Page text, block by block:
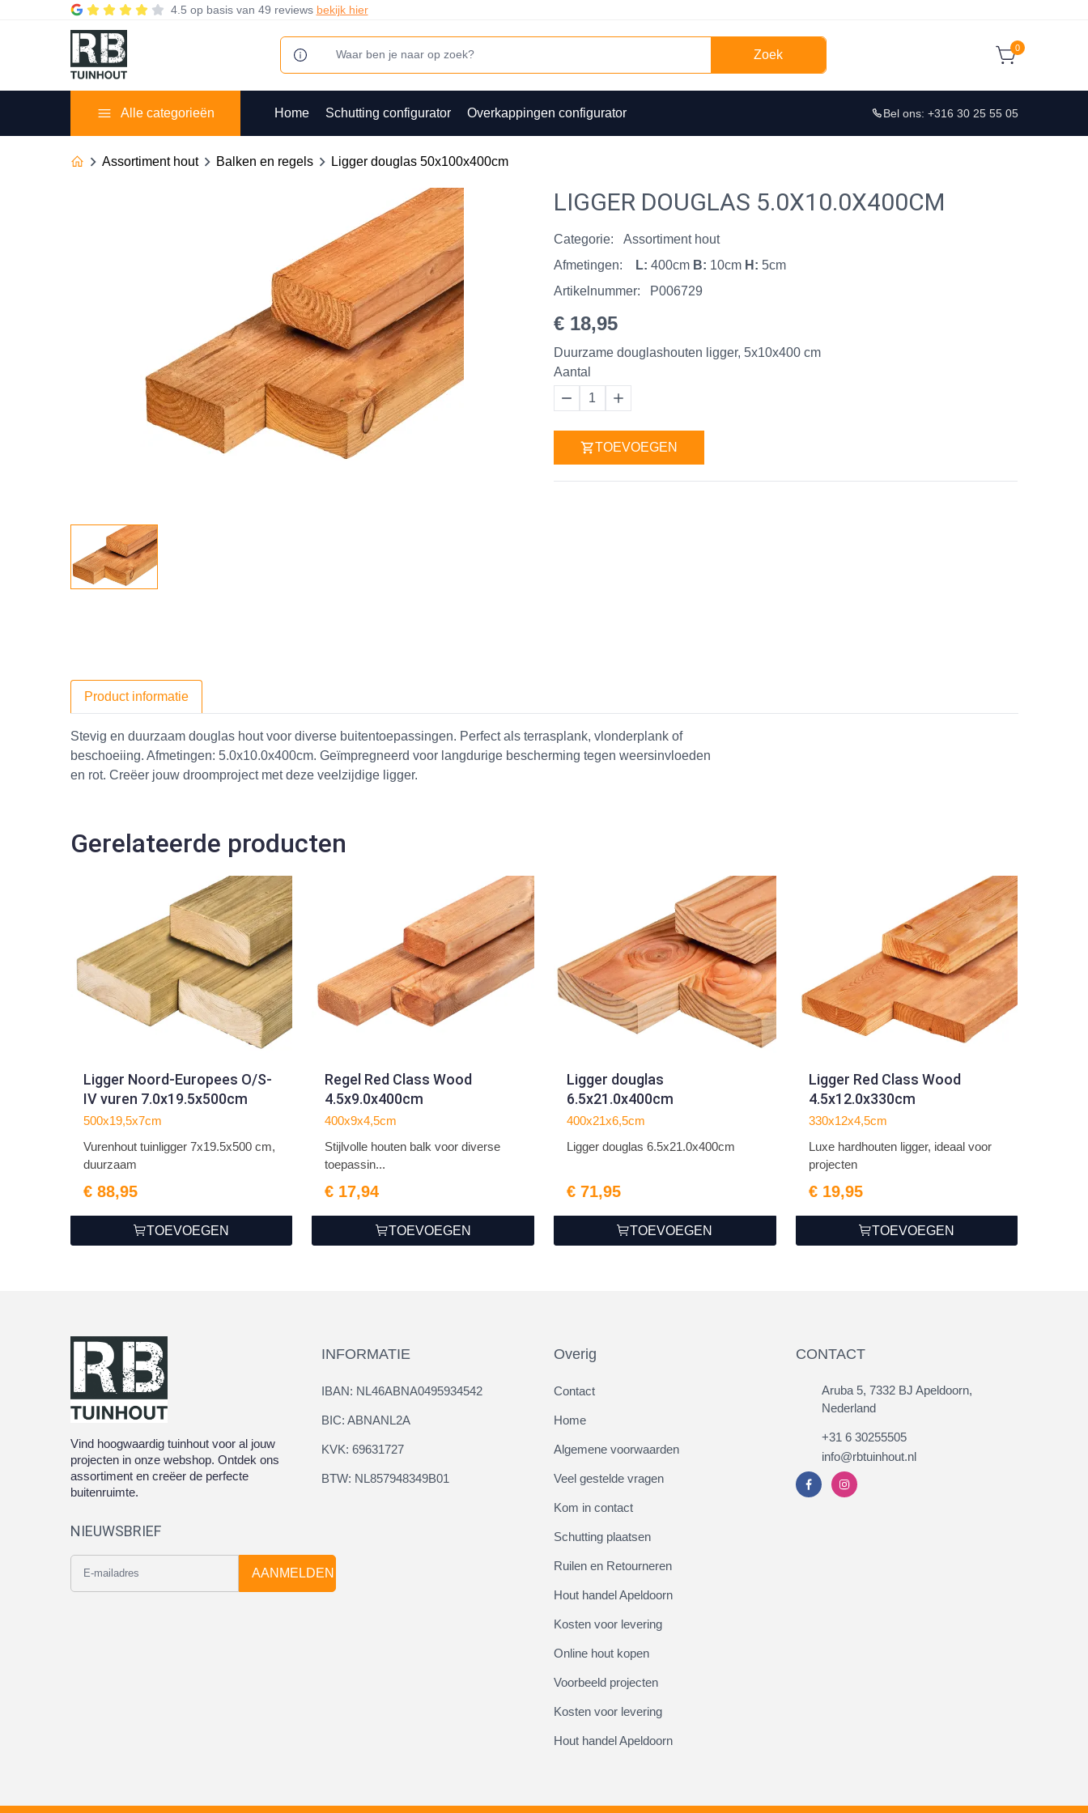
4.5 op basis van 49 reviews bekijk hier
Zoek 0
Alle categorieën Home Schutting configurator Overkappingen configurator Bel ons: +316 30 25 55 05
Assortiment hout Balken en regels Ligger douglas 50x100x400cm
LIGGER DOUGLAS 5.0X10.0X400CM
Categorie:
Assortiment hout
Afmetingen:
L: 400cm B: 10cm H: 5cm
Artikelnummer:
P006729
€ 18,95
Duurzame douglashouten ligger, 5x10x400 cm
Aantal
1
TOEVOEGEN
Product informatie
Stevig en duurzaam douglas hout voor diverse buitentoepassingen. Perfect als terrasplank, vlonderplank of
beschoeiing. Afmetingen: 5.0x10.0x400cm. Geïmpregneerd voor langdurige bescherming tegen weersinvloeden
en rot. Creëer jouw droomproject met deze veelzijdige ligger.
Gerelateerde producten
Ligger Noord-Europees O/S-
IV vuren 7.0x19.5x500cm
500x19,5x7cm
Vurenhout tuinligger 7x19.5x500 cm,
duurzaam
€ 88,95
TOEVOEGEN
Regel Red Class Wood
4.5x9.0x400cm
400x9x4,5cm
Stijlvolle houten balk voor diverse
toepassin...
€ 17,94
TOEVOEGEN
Ligger douglas
6.5x21.0x400cm
400x21x6,5cm
Ligger douglas 6.5x21.0x400cm
€ 71,95
TOEVOEGEN
Ligger Red Class Wood
4.5x12.0x330cm
330x12x4,5cm
Luxe hardhouten ligger, ideaal voor
projecten
€ 19,95
TOEVOEGEN
Vind hoogwaardig tuinhout voor al jouw
projecten in onze webshop. Ontdek ons
assortiment en creëer de perfecte
buitenruimte.
NIEUWSBRIEF
AANMELDEN
INFORMATIE
IBAN: NL46ABNA0495934542
BIC: ABNANL2A
KVK: 69631727
BTW: NL857948349B01
Overig
Contact
Home
Algemene voorwaarden
Veel gestelde vragen
Kom in contact
Schutting plaatsen
Ruilen en Retourneren
Hout handel Apeldoorn
Kosten voor levering
Online hout kopen
Voorbeeld projecten
Kosten voor levering
Hout handel Apeldoorn
CONTACT
Aruba 5, 7332 BJ Apeldoorn,
Nederland
+31 6 30255505
info@rbtuinhout.nl